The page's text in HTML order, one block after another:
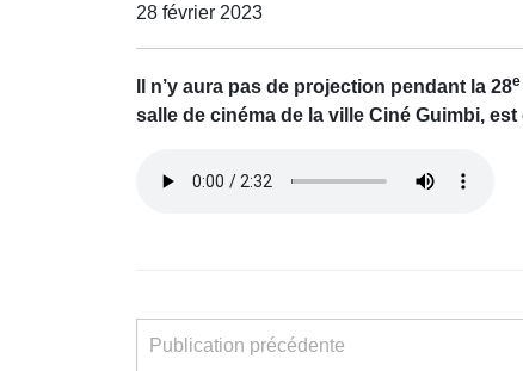
28 février 2023
Il n’y aura pas de projection pendant la 28e
salle de cinéma de la ville Ciné Guimbi,
Publication précédente